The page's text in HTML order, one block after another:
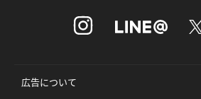
広告について